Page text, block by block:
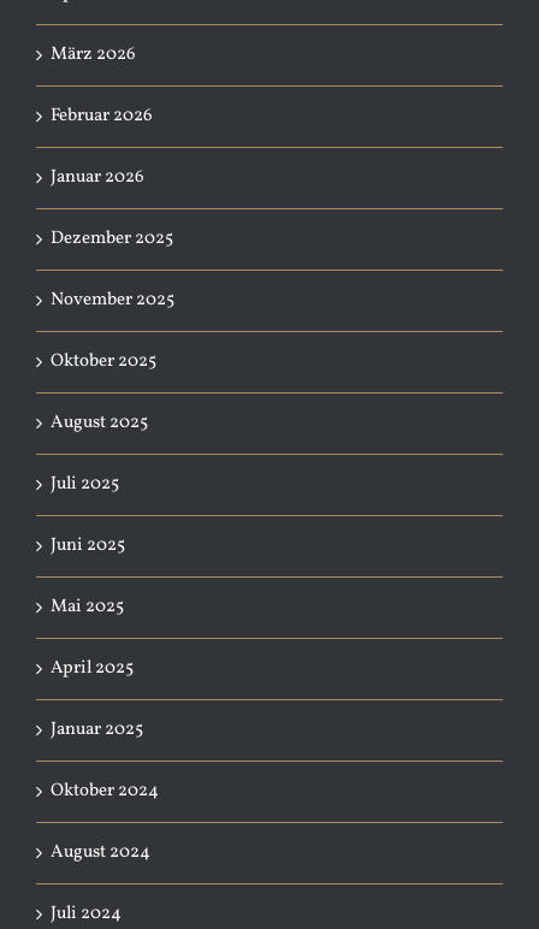
März 2026
Februar 2026
Januar 2026
Dezember 2025
November 2025
Oktober 2025
August 2025
Juli 2025
Juni 2025
Mai 2025
April 2025
Januar 2025
Oktober 2024
August 2024
Juli 2024